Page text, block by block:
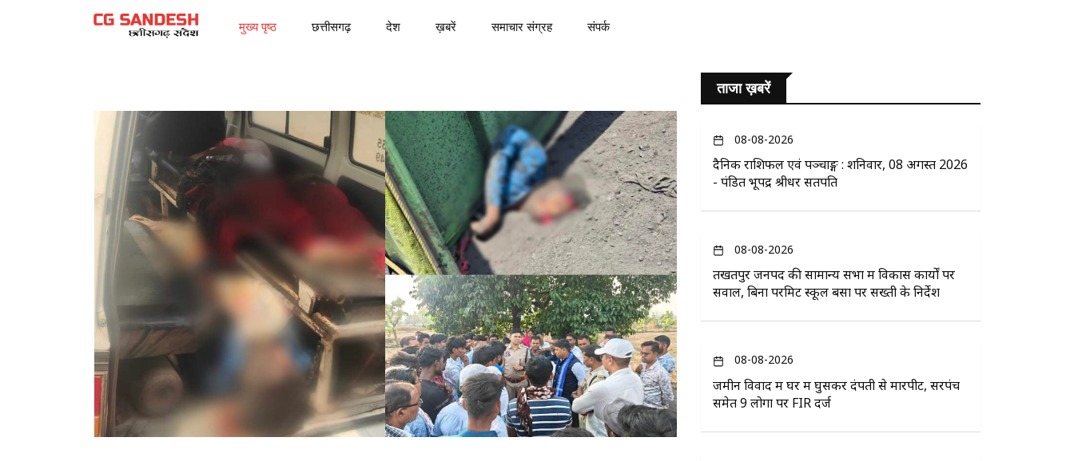
मुख्य पृष्ठ छत्तीसगढ़ देश ख़बरें समाचार संग्रह संपर्क
ताजा ख़बरें
08-08-2026
दैनिक राशिफल एवं पञ्चाङ्ग : शनिवार, 08 अगस्त 2026
- पंडित भूपेंद्र श्रीधर सतपति
08-08-2026
तखतपुर जनपद की सामान्य सभा में विकास कार्यों पर
सवाल, बिना परमिट स्कूल बसों पर सख्ती के निर्देश
08-08-2026
जमीन विवाद में घर में घुसकर दंपती से मारपीट, सरपंच
समेत 9 लोगों पर FIR दर्ज